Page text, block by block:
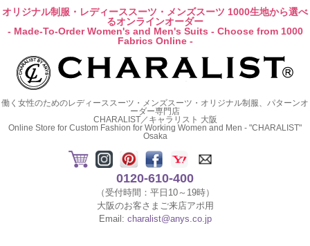
オリジナル制服・レディーススーツ・メンズスーツ 1000生地から選べ
るオンラインオーダー
- Made-To-Order Women's and Men's Suits - Choose from 1000
Fabrics Online -
働く女性のためのレディーススーツ・メンズスーツ・オリジナル制服、パターンオ
ーダー専門店
CHARALIST／キャラリスト 大阪
Online Store for Custom Fashion for Working Women and Men - "CHARALIST"
Osaka
0120-610-400
（受付時間：平日10～19時）
大阪のお客さまご来店アポ用
Email: charalist@anys.co.jp